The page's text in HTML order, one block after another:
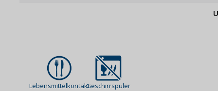
LebensmittelkontaktGeschirrspüler